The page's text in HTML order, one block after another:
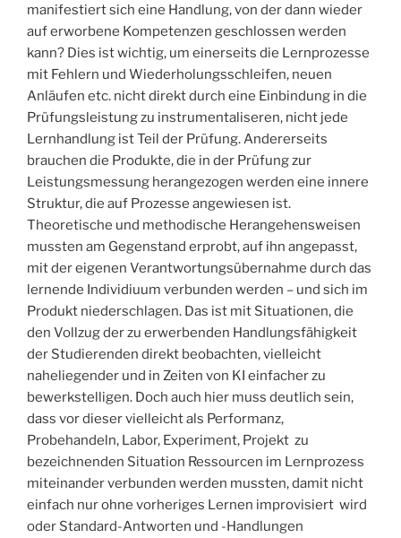
manifestiert sich eine Handlung, von der dann wieder
auf erworbene Kompetenzen geschlossen werden
kann? Dies ist wichtig, um einerseits die Lernprozesse
mit Fehlern und Wiederholungsschleifen, neuen
Anläufen etc. nicht direkt durch eine Einbindung in die
Prüfungsleistung zu instrumentaliseren, nicht jede
Lernhandlung ist Teil der Prüfung. Andererseits
brauchen die Produkte, die in der Prüfung zur
Leistungsmessung herangezogen werden eine innere
Struktur, die auf Prozesse angewiesen ist.
Theoretische und methodische Herangehensweisen
mussten am Gegenstand erprobt, auf ihn angepasst,
mit der eigenen Verantwortungsübernahme durch das
lernende Individiuum verbunden werden – und sich im
Produkt niederschlagen. Das ist mit Situationen, die
den Vollzug der zu erwerbenden Handlungsfähigkeit
der Studierenden direkt beobachten, vielleicht
naheliegender und in Zeiten von KI einfacher zu
bewerkstelligen. Doch auch hier muss deutlich sein,
dass vor dieser vielleicht als Performanz,
Probehandeln, Labor, Experiment, Projekt zu
bezeichnenden Situation Ressourcen im Lernprozess
miteinander verbunden werden mussten, damit nicht
einfach nur ohne vorheriges Lernen improvisiert wird
oder Standard-Antworten und -Handlungen